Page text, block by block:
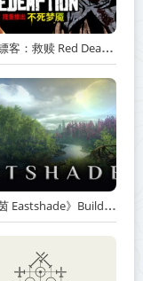
《荒野大镖客：救赎 Red Dead Redemption》v1.0.42.46611-送修改器丨中文版网盘下载
《东方之茵 Eastshade》Build.20251455-免安装中文版丨中文版网盘下载